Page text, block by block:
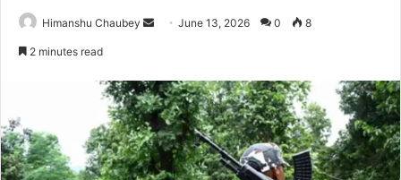
Himanshu Chaubey June 13, 2026 0 8
2 minutes read